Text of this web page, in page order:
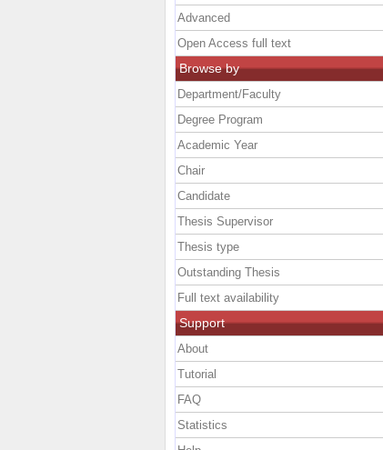
Advanced
Open Access full text
Browse by
Department/Faculty
Degree Program
Academic Year
Chair
Candidate
Thesis Supervisor
Thesis type
Outstanding Thesis
Full text availability
Support
About
Tutorial
FAQ
Statistics